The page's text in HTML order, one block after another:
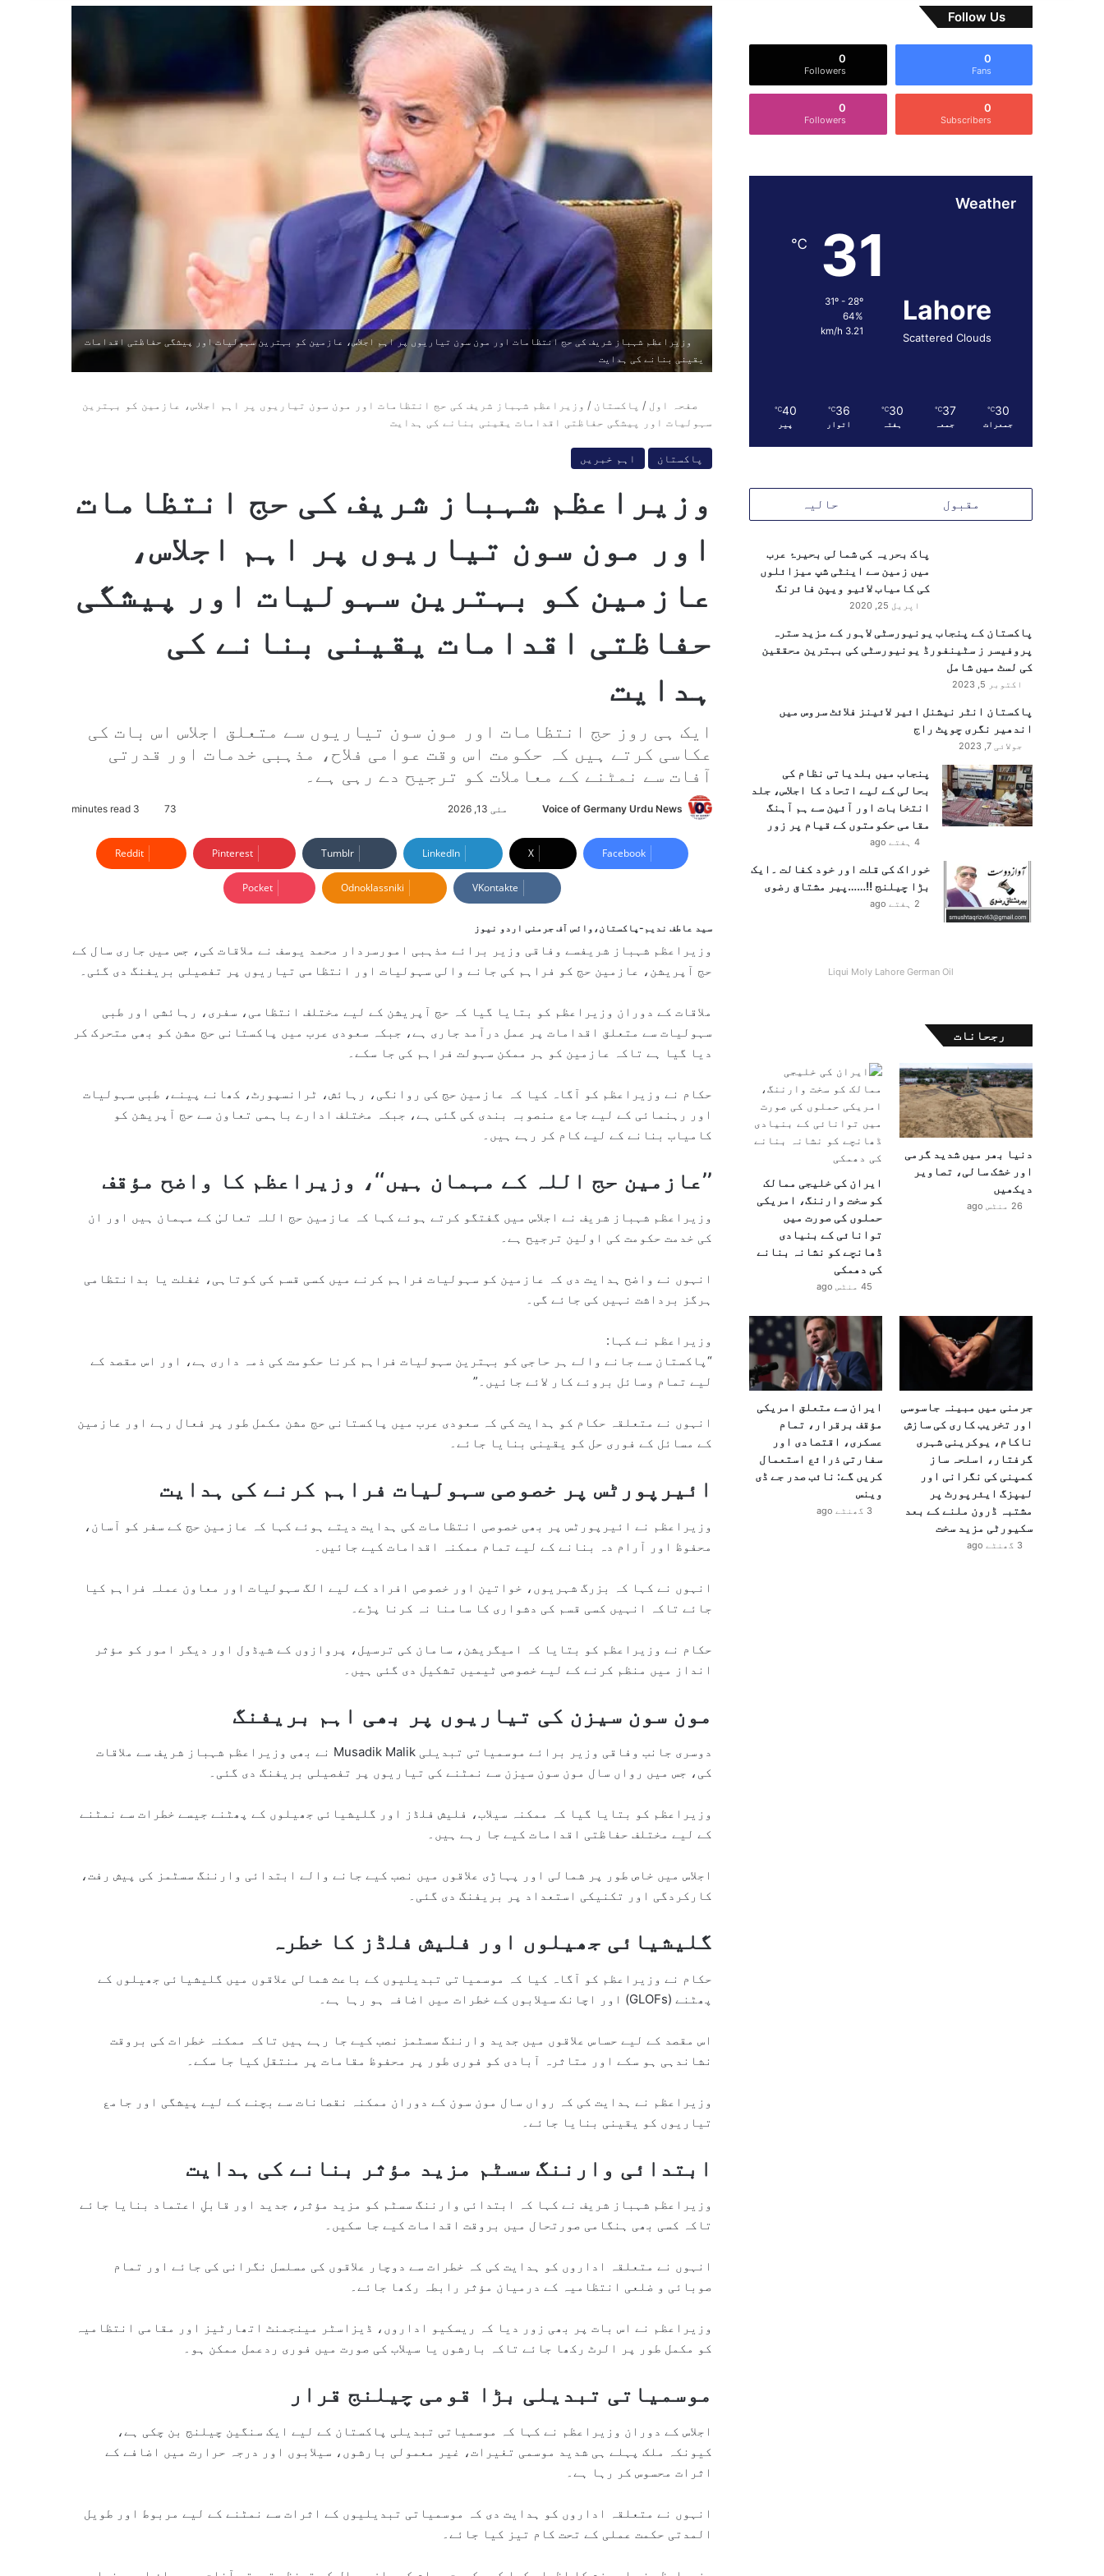
وزیراعظم شہباز شریف کی حج انتظامات اور مون سون تیاریوں پر اہم اجلاس، عازمین کو بہترین سہولیات اور پیشگی حفاظتی اقدامات
یقینی بنانے کی ہدایت
صفحہ اول / پاکستان / وزیراعظم شہباز شریف کی حج انتظامات اور مون سون تیاریوں پر اہم اجلاس، عازمین کو بہترین
سہولیات اور پیشگی حفاظتی اقدامات یقینی بنانے کی ہدایت
پاکستان اہم خبریں
وزیراعظم شہباز شریف کی حج انتظامات
اور مون سون تیاریوں پر اہم اجلاس،
عازمین کو بہترین سہولیات اور پیشگی
حفاظتی اقدامات یقینی بنانے کی
ہدایت
ایک ہی روز حج انتظامات اور مون سون تیاریوں سے متعلق اجلاس اس بات کی
عکاسی کرتے ہیں کہ حکومت اس وقت عوامی فلاح، مذہبی خدمات اور قدرتی
آفات سے نمٹنے کے معاملات کو ترجیح دے رہی ہے۔
Voice of Germany Urdu News
n
d
n
مئی 13, 2026 73
Facebook
X
LinkedIn
Tumblr
Pinterest
Reddit
VKontakte
Odnoklassniki
Pocket
سید عاطف ندیم-پاکستان،وائس آف جرمنی اردو نیوز
وزیراعظم شہباز شریفسے وفاقی وزیر برائے مذہبی امورسردار محمد یوسف نے ملاقات کی، جس میں جاری سال کے
حج آپریشن، عازمین حج کو فراہم کی جانے والی سہولیات اور انتظامی تیاریوں پر تفصیلی بریفنگ دی گئی۔
ملاقات کے دوران وزیراعظم کو بتایا گیا کہ حج آپریشن کے لیے مختلف انتظامی، سفری، رہائشی اور طبی
سہولیات سے متعلق اقدامات پر عمل درآمد جاری ہے، جبکہ سعودی عرب میں پاکستانی حج مشن کو بھی متحرک کر
دیا گیا ہے تاکہ عازمین کو ہر ممکن سہولت فراہم کی جا سکے۔
حکام نے وزیراعظم کو آگاہ کیا کہ عازمین حج کی روانگی، رہائش، ٹرانسپورٹ، کھانے پینے، طبی سہولیات
اور رہنمائی کے لیے جامع منصوبہ بندی کی گئی ہے، جبکہ مختلف ادارے باہمی تعاون سے حج آپریشن کو
کامیاب بنانے کے لیے کام کر رہے ہیں۔
’’عازمین حج اللہ کے مہمان ہیں‘‘، وزیراعظم کا واضح مؤقف
وزیراعظم شہباز شریف نے اجلاس میں گفتگو کرتے ہوئے کہا کہ عازمین حج اللہ تعالیٰ کے مہمان ہیں اور ان
کی خدمت حکومت کی اولین ترجیح ہے۔
انہوں نے واضح ہدایت دی کہ عازمین کو سہولیات فراہم کرنے میں کسی قسم کی کوتاہی، غفلت یا بدانتظامی
ہرگز برداشت نہیں کی جائے گی۔
وزیراعظم نے کہا:
“پاکستان سے جانے والے ہر حاجی کو بہترین سہولیات فراہم کرنا حکومت کی ذمہ داری ہے، اور اس مقصد کے
لیے تمام وسائل بروئے کار لائے جائیں۔”
انہوں نے متعلقہ حکام کو ہدایت کی کہ سعودی عرب میں پاکستانی حج مشن مکمل طور پر فعال رہے اور عازمین
کے مسائل کے فوری حل کو یقینی بنایا جائے۔
ائیرپورٹس پر خصوصی سہولیات فراہم کرنے کی ہدایت
وزیراعظم نے ائیرپورٹس پر بھی خصوصی انتظامات کی ہدایت دیتے ہوئے کہا کہ عازمین حج کے سفر کو آسان،
محفوظ اور آرام دہ بنانے کے لیے تمام ممکنہ اقدامات کیے جائیں۔
انہوں نے کہا کہ بزرگ شہریوں، خواتین اور خصوصی افراد کے لیے الگ سہولیات اور معاون عملہ فراہم کیا
جائے تاکہ انہیں کسی قسم کی دشواری کا سامنا نہ کرنا پڑے۔
حکام نے وزیراعظم کو بتایا کہ امیگریشن، سامان کی ترسیل، پروازوں کے شیڈول اور دیگر امور کو مؤثر
انداز میں منظم کرنے کے لیے خصوصی ٹیمیں تشکیل دی گئی ہیں۔
مون سون سیزن کی تیاریوں پر بھی اہم بریفنگ
دوسری جانب وفاقی وزیر برائے موسمیاتی تبدیلی Musadik Malik نے بھی وزیراعظم شہباز شریف سے ملاقات
کی، جس میں رواں سال مون سون سیزن سے نمٹنے کی تیاریوں پر تفصیلی بریفنگ دی گئی۔
وزیراعظم کو بتایا گیا کہ ممکنہ سیلاب، فلیش فلڈز اور گلیشیائی جھیلوں کے پھٹنے جیسے خطرات سے نمٹنے
کے لیے مختلف حفاظتی اقدامات کیے جا رہے ہیں۔
اجلاس میں خاص طور پر شمالی اور پہاڑی علاقوں میں نصب کیے جانے والے ابتدائی وارننگ سسٹمز کی پیش رفت،
کارکردگی اور تکنیکی استعداد پر بریفنگ دی گئی۔
گلیشیائی جھیلوں اور فلیش فلڈز کا خطرہ
حکام نے وزیراعظم کو آگاہ کیا کہ موسمیاتی تبدیلیوں کے باعث شمالی علاقوں میں گلیشیائی جھیلوں کے
پھٹنے (GLOFs) اور اچانک سیلابوں کے خطرات میں اضافہ ہو رہا ہے۔
اس مقصد کے لیے حساس علاقوں میں جدید وارننگ سسٹمز نصب کیے جا رہے ہیں تاکہ ممکنہ خطرات کی بروقت
نشاندہی ہو سکے اور متاثرہ آبادی کو فوری طور پر محفوظ مقامات پر منتقل کیا جا سکے۔
وزیراعظم نے ہدایت کی کہ رواں سال مون سون کے دوران ممکنہ نقصانات سے بچنے کے لیے پیشگی اور جامع
تیاریوں کو یقینی بنایا جائے۔
ابتدائی وارننگ سسٹم مزید مؤثر بنانے کی ہدایت
وزیراعظم شہباز شریف نے کہا کہ ابتدائی وارننگ سسٹم کو مزید مؤثر، جدید اور قابلِ اعتماد بنایا جائے
تاکہ کسی بھی ہنگامی صورتحال میں بروقت اقدامات کیے جا سکیں۔
انہوں نے متعلقہ اداروں کو ہدایت کی کہ خطرات سے دوچار علاقوں کی مسلسل نگرانی کی جائے اور تمام
صوبائی و ضلعی انتظامیہ کے درمیان مؤثر رابطہ رکھا جائے۔
وزیراعظم نے اس بات پر بھی زور دیا کہ ریسکیو اداروں، ڈیزاسٹر مینجمنٹ اتھارٹیز اور مقامی انتظامیہ
کو مکمل طور پر الرٹ رکھا جائے تاکہ بارشوں یا سیلاب کی صورت میں فوری ردعمل ممکن ہو۔
موسمیاتی تبدیلی بڑا قومی چیلنج قرار
اجلاس کے دوران وزیراعظم نے کہا کہ موسمیاتی تبدیلی پاکستان کے لیے ایک سنگین چیلنج بن چکی ہے،
کیونکہ ملک پہلے ہی شدید موسمی تغیرات، غیر معمولی بارشوں، سیلابوں اور درجہ حرارت میں اضافے کے
اثرات محسوس کر رہا ہے۔
انہوں نے متعلقہ اداروں کو ہدایت دی کہ موسمیاتی تبدیلیوں کے اثرات سے نمٹنے کے لیے مربوط اور طویل
المدتی حکمت عملی کے تحت کام تیز کیا جائے۔
Follow Us
0
Fans
0
Followers
0
Subscribers
0
Followers
Weather
Lahore
Scattered Clouds
31
℃
31º - 28º
64%
3.21 km/h
30
℃
جمعرات
37
℃
جمعہ
30
℃
ہفتہ
36
℃
اتوار
40
℃
پیر
مقبول حالیہ
پاک بحریہ کی شمالی بحیرۂ عرب
میں زمین سے اینٹی شپ میزائلوں
کی کامیاب لائیو ویپن فائرنگ
اپریل 25, 2020
پاکستان کے پنجاب یونیورسٹی لاہور کے مزید سترہ
پروفیسر ز سٹینفورڈ یونیورسٹی کی بہترین محققین
کی لسٹ میں شامل
اکتوبر 5, 2023
پاکستان انٹر نیشنل ائیر لائینز فلائٹ سروس میں
اندھیر نگری چوپٹ راج
جولائی 7, 2023
پنجاب میں بلدیاتی نظام کی
بحالی کے لیے اتحاد کا اجلاس، جلد
انتخابات اور آئین سے ہم آہنگ
مقامی حکومتوں کے قیام پر زور
4 ہفتے ago
خوراک کی قلت اور خود کفالت ۔ایک
بڑا چیلنج !!……پیر مشتاق رضوی
2 ہفتے ago
Liqui Moly Lahore German Oil
رجحانات
دنیا بھر میں شدید گرمی
اور خشک سالی، تصاویر
دیکھیں
26 منٹس ago
ایران کی خلیجی ممالک
کو سخت وارننگ، امریکی
حملوں کی صورت میں
توانائی کے بنیادی
ڈھانچے کو نشانہ بنانے
کی دھمکی
45 منٹس ago
جرمنی میں مبینہ جاسوسی
اور تخریب کاری کی سازش
ناکام، یوکرینی شہری
گرفتار، اسلحہ ساز
کمپنی کی نگرانی اور
لیپزگ ایئرپورٹ پر
مشتبہ ڈرون ملنے کے بعد
سکیورٹی مزید سخت
3 گھنٹے ago
ایران سے متعلق امریکی
مؤقف برقرار، تمام
عسکری، اقتصادی اور
سفارتی ذرائع استعمال
کریں گے: نائب صدر جے ڈی
وینس
3 گھنٹے ago